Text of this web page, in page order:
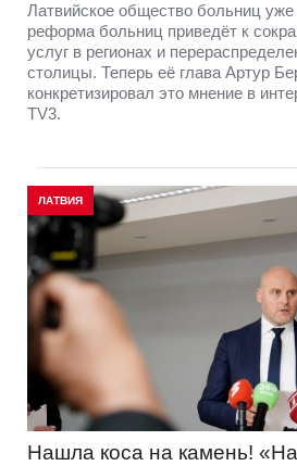
Латвийское общество больниц
реформа больниц приведёт к
услуг в регионах и
столицы. Теперь её глава Артур
конкретизировал это мнение в
TV3.
ЛАТВИЯ
Нашла коса на камень!